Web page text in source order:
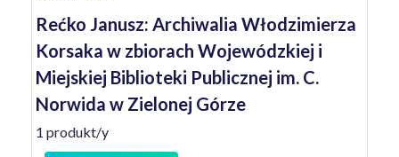
Rećko Janusz: Archiwalia Włodzimierza
Korsaka w zbiorach Wojewódzkiej i
Miejskiej Biblioteki Publicznej im. C.
Norwida w Zielonej Górze
1 produkt/y